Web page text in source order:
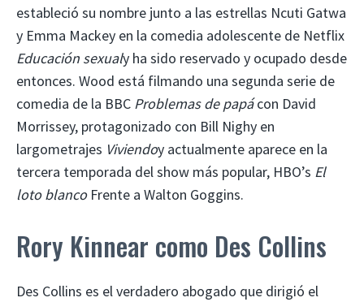
estableció su nombre junto a las estrellas Ncuti Gatwa
y Emma Mackey en la comedia adolescente de Netflix
Educación sexualy ha sido reservado y ocupado desde
entonces. Wood está filmando una segunda serie de
comedia de la BBC Problemas de papácon David
Morrissey, protagonizado con Bill Nighy en
largometrajes Viviendoy actualmente aparece en la
tercera temporada del show más popular, HBO’s El
loto blancoFrente a Walton Goggins.
Rory Kinnear como Des Collins
Des Collins es el verdadero abogado que dirigió el